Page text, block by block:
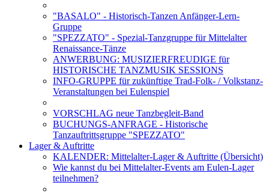
"BASALO" - Historisch-Tanzen Anfänger-Lern-
Gruppe
"SPEZZATO" - Spezial-Tanzgruppe für Mittelalter
Renaissance-Tänze
ANWERBUNG: MUSIZIERFREUDIGE für
HISTORISCHE TANZMUSIK SESSIONS
INFO-GRUPPE für zukünftige Trad-Folk- / Volkstanz-
Veranstaltungen bei Eulenspiel
VORSCHLAG neue Tanzbegleit-Band
BUCHUNGS-ANFRAGE - Historische
Tanzauftrittsgruppe "SPEZZATO"
Lager & Auftritte
KALENDER: Mittelalter-Lager & Auftritte (Übersicht)
Wie kannst du bei Mittelalter-Events am Eulen-Lager
teilnehmen?